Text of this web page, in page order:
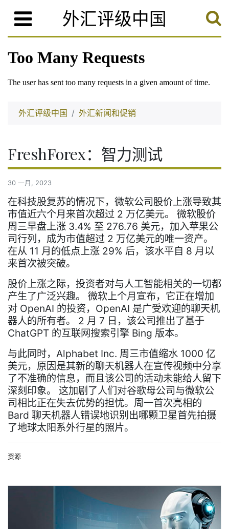
外汇评级中国
外汇评级中国 外汇新闻和促销
FreshForex：智力测试
30 一月, 2023
在科技股复苏的情况下，微软公司股价上涨导致其
市值近六个月来首次超过 2 万亿美元。 微软股价
周三早盘上涨 3.4% 至 276.76 美元，加入苹果公
司行列，成为市值超过 2 万亿美元的唯一资产。
在从 11 月的低点上涨 29% 后，该水平自 8 月以
来首次被突破。
股价上涨之际，投资者对与人工智能相关的一切都
产生了广泛兴趣。 微软上个月宣布，它正在增加
对 OpenAI 的投资，OpenAI 是广受欢迎的聊天机
器人的所有者。 2 月 7 日，该公司推出了基于
ChatGPT 的互联网搜索引擎 Bing 版本。
与此同时，Alphabet Inc. 周三市值缩水 1000 亿
美元，原因是其新的聊天机器人在宣传视频中分享
了不准确的信息，而且该公司的活动未能给人留下
深刻印象。 这加剧了人们对谷歌母公司与微软公
司相比正在失去优势的担忧。周一首次亮相的
Bard 聊天机器人错误地识别出哪颗卫星首先拍摄
了地球太阳系外行星的照片。
资源